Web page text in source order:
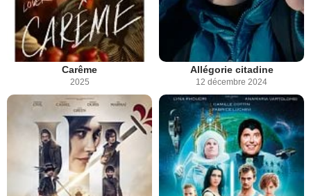
Carême
2025
Allégorie citadine
12 décembre 2024